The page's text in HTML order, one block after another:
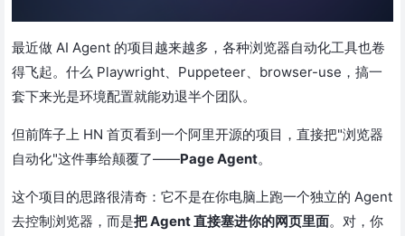
最近做 AI Agent 的项目越来越多，各种浏览器自动化工具也卷
得飞起。什么 Playwright、Puppeteer、browser-use，搞一
套下来光是环境配置就能劝退半个团队。
但前阵子上 HN 首页看到一个阿里开源的项目，直接把"浏览器
自动化"这件事给颠覆了——Page Agent。
这个项目的思路很清奇：它不是在你电脑上跑一个独立的 Agent
去控制浏览器，而是把 Agent 直接塞进你的网页里面。对，你